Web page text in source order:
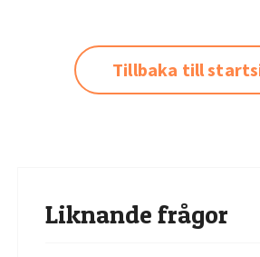
Tillbaka till
Liknande frågor